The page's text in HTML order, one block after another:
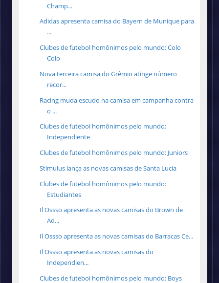
Champ...
Adidas apresenta camisa do Bayern de Munique para
...
Clubes de futebol homônimos pelo mundo: Colo
Colo
Nova terceira camisa do Grêmio atinge número
recor...
Racing muda escudo na camisa em campanha contra
o ...
Clubes de futebol homônimos pelo mundo:
Independiente
Clubes de futebol homônimos pelo mundo: Juniors
Stimulus lança as novas camisas de Santa Lucia
Clubes de futebol homônimos pelo mundo:
Estudiantes
Il Ossso apresenta as novas camisas do Brown de
Ad...
Il Ossso apresenta as novas camisas do Barracas Ce...
Il Ossso apresenta as novas camisas do
Independien...
Clubes de futebol homônimos pelo mundo: Boys